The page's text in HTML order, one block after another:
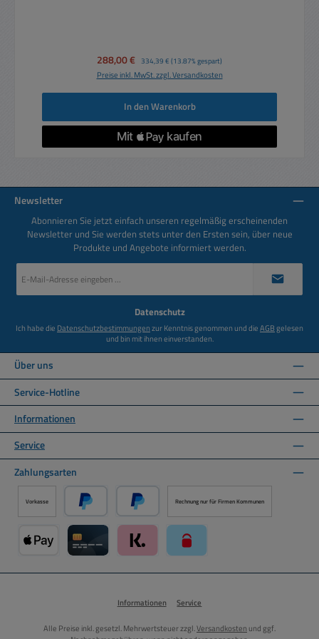
Verkaufspreis:
288,00 € Regulärer Preis:
334,39 € (13.87% gespart)
Preise inkl. MwSt. zzgl. Versandkosten
In den Warenkorb
Newsletter
Abonnieren Sie jetzt einfach unseren regelmäßig erscheinenden
Newsletter und Sie werden stets unter den Ersten sein, über neue
Produkte und Angebote informiert werden.
Mail-
Datenschutz
Ich habe die Datenschutzbestimmungenzur Kenntnis genommen und dieAGBgelesen
und bin mit ihnen einverstanden.
Über uns
Service-Hotline
Informationen
Service
Zahlungsarten
Vorkasse
PayPal Später Bezahlen über PayPal
Rechnung nur für Firmen Kommunen
Informationen Service
Alle Preise inkl. gesetzl. Mehrwertsteuer zzgl.Versandkosten und ggf.